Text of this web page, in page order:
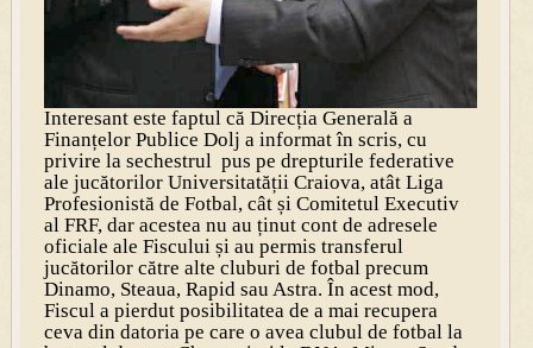
Interesant este faptul că Direcția Generală a
Finanțelor Publice Dolj a informat în scris, cu
privire la sechestrul pus pe drepturile federative
ale jucătorilor Universitatății Craiova, atât Liga
Profesionistă de Fotbal, cât și Comitetul Executiv
al FRF, dar acestea nu au ținut cont de adresele
oficiale ale Fiscului și au permis transferul
jucătorilor către alte cluburi de fotbal precum
Dinamo, Steaua, Rapid sau Astra. În acest mod,
Fiscul a pierdut posibilitatea de a mai recupera
ceva din datoria pe care o avea clubul de fotbal la